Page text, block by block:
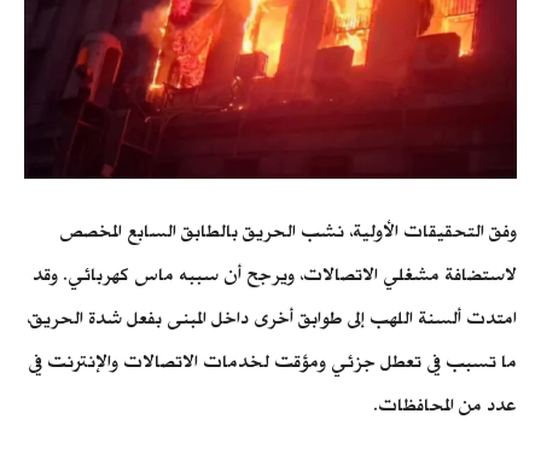
وفق التحقيقات الأولية، نشب الحريق بالطابق السابع المخصص
لاستضافة مشغلي الاتصالات، ويرجح أن سببه ماس كهربائي. وقد
امتدت ألسنة اللهب إلى طوابق أخرى داخل المبنى بفعل شدة الحريق،
ما تسبب في تعطل جزئي ومؤقت لخدمات الاتصالات والإنترنت في
عدد من المحافظات.